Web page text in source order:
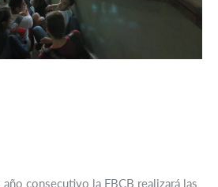
consecutivo la FBCB realizará las